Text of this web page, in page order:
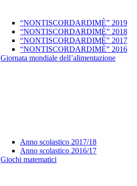
“NONTISCORDARDIMÈ” 2019
“NONTISCORDARDIMÈ” 2018
“NONTISCORDARDIMÈ” 2017
“NONTISCORDARDIMÈ” 2016
Giornata mondiale dell’alimentazione
Anno scolastico 2017/18
Anno scolastico 2016/17
Giochi matematici